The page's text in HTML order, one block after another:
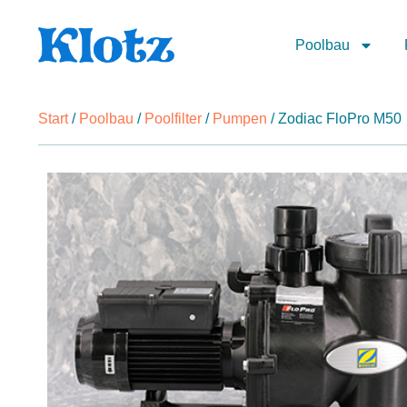
Poolbau
Start/ Poolbau / Poolfilter / Pumpen / Zodiac FloPro M50